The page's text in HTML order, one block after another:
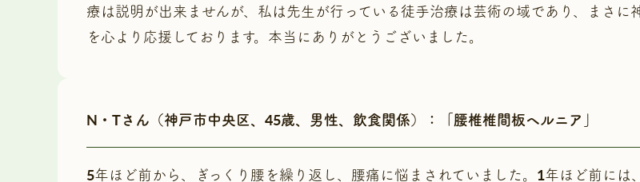
療は説明が出来ませんが、私は先生が行っている徒手治療は芸術の域であり、まさ
を心より応援しております。本当にありがとうございました。
N・Tさん（神戸市中央区、45歳、男性、飲食関係）：「腰椎椎間板ヘルニア」
5年ほど前から、ぎっくり腰を繰り返し、腰痛に悩まされていました。1年ほど前に